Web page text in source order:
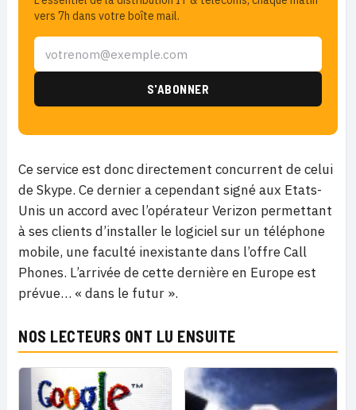
vers 7h dans votre boîte mail.
Ce service est donc directement concurrent de celui
de Skype. Ce dernier a cependant signé aux Etats-
Unis un accord avec l’opérateur Verizon permettant
à ses clients d’installer le logiciel sur un téléphone
mobile, une faculté inexistante dans l’offre Call
Phones. L’arrivée de cette dernière en Europe est
prévue… « dans le futur ».
NOS LECTEURS ONT LU ENSUITE